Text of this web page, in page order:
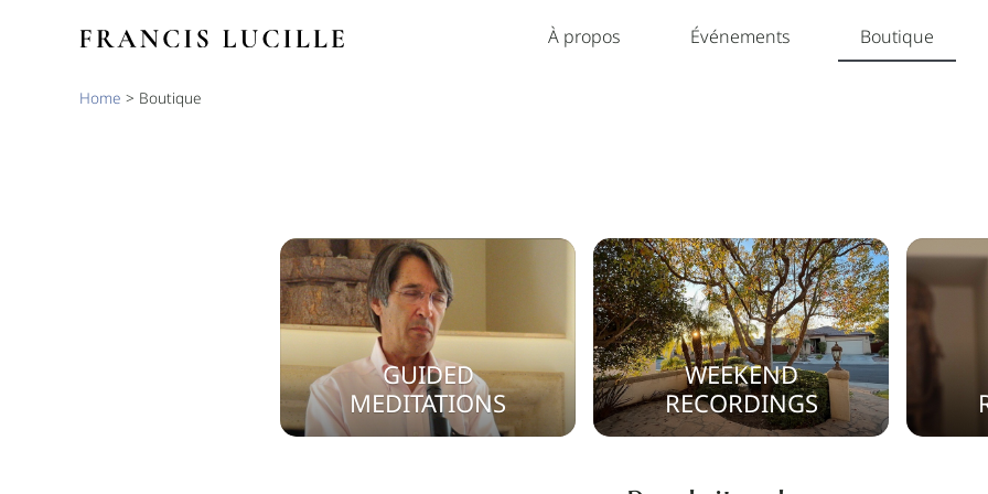
À propos Événements Boutique
Home > Boutique
GUIDED
MEDITATIONS
WEEKEND
RECORDINGS